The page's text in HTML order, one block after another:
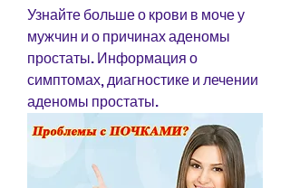
Узнайте больше о крови в моче у
мужчин и о причинах аденомы
простаты. Информация о
симптомах, диагностике и лечении
аденомы простаты.